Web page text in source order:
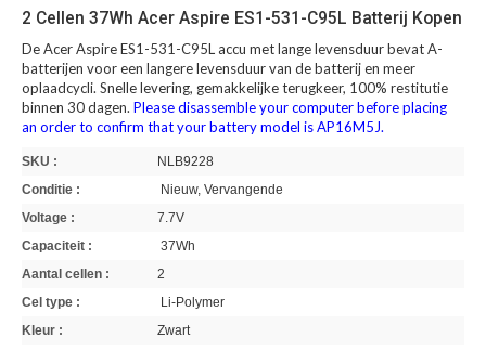
2 Cellen 37Wh Acer Aspire ES1-531-C95L Batterij Kopen
De Acer Aspire ES1-531-C95L accu met lange levensduur bevat A-
batterijen voor een langere levensduur van de batterij en meer
oplaadcycli. Snelle levering, gemakkelijke terugkeer, 100% restitutie
binnen 30 dagen. Please disassemble your computer before placing
an order to confirm that your battery model is AP16M5J.
SKU :
NLB9228
Conditie :
Nieuw, Vervangende
Voltage :
7.7V
Capaciteit :
37Wh
Aantal cellen :
2
Cel type :
Li-Polymer
Kleur :
Zwart